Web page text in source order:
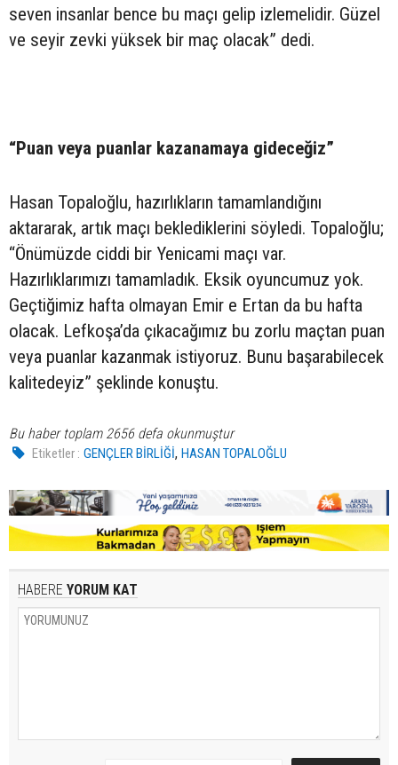
seven insanlar bence bu maçı gelip izlemelidir. Güzel
ve seyir zevki yüksek bir maç olacak” dedi.
“Puan veya puanlar kazanamaya gideceğiz”
Hasan Topaloğlu, hazırlıkların tamamlandığını
aktararak, artık maçı beklediklerini söyledi. Topaloğlu;
“Önümüzde ciddi bir Yenicami maçı var.
Hazırlıklarımızı tamamladık. Eksik oyuncumuz yok.
Geçtiğimiz hafta olmayan Emir e Ertan da bu hafta
olacak. Lefkoşa’da çıkacağımız bu zorlu maçtan puan
veya puanlar kazanmak istiyoruz. Bunu başarabilecek
kalitedeyiz” şeklinde konuştu.
Bu haber toplam 2656 defa okunmuştur
Etiketler : GENÇLER BİRLİĞİ,HASAN TOPALOĞLU
HABERE YORUM KAT